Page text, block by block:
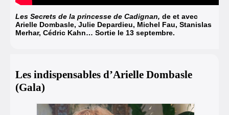
Les Secrets de la princesse de Cadignan, de et avec
Arielle Dombasle, Julie Depardieu, Michel Fau, Stanislas
Merhar, Cédric Kahn… Sortie le 13 septembre.
Les indispensables d’Arielle Dombasle
(Gala)